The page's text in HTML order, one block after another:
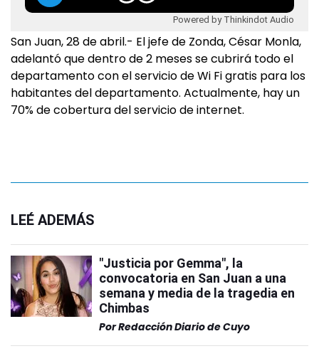
Powered by Thinkindot Audio
San Juan, 28 de abril.- El jefe de Zonda, César Monla,
adelantó que dentro de 2 meses se cubrirá todo el
departamento con el servicio de Wi Fi gratis para los
habitantes del departamento. Actualmente, hay un
70% de cobertura del servicio de internet.
LEÉ ADEMÁS
"Justicia por Gemma", la
convocatoria en San Juan a una
semana y media de la tragedia en
Chimbas
PorRedacción Diario de Cuyo